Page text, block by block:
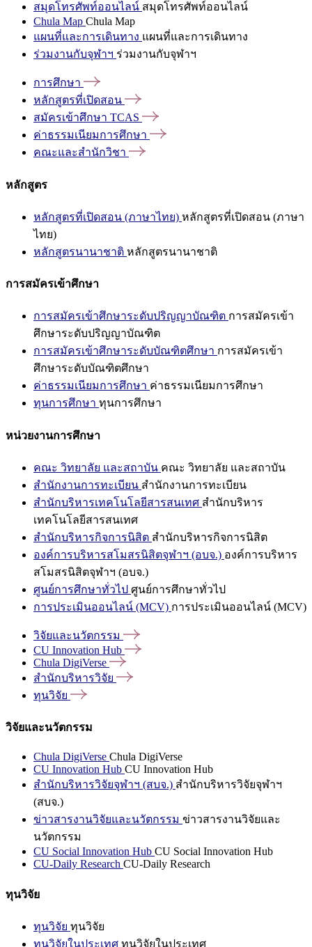
สมุดโทรศัพท์ออนไลน์ สมุดโทรศัพท์ออนไลน์
Chula Map Chula Map
แผนที่และการเดินทาง แผนที่และการเดินทาง
ร่วมงานกับจุฬาฯ ร่วมงานกับจุฬาฯ
การศึกษา
หลักสูตรที่เปิดสอน
สมัครเข้าศึกษา TCAS
ค่าธรรมเนียมการศึกษา
คณะและสำนักวิชา
หลักสูตร
หลักสูตรที่เปิดสอน (ภาษาไทย) หลักสูตรที่เปิดสอน (ภาษา
ไทย)
หลักสูตรนานาชาติ หลักสูตรนานาชาติ
การสมัครเข้าศึกษา
การสมัครเข้าศึกษาระดับปริญญาบัณฑิต การสมัครเข้า
ศึกษาระดับปริญญาบัณฑิต
การสมัครเข้าศึกษาระดับบัณฑิตศึกษา การสมัครเข้า
ศึกษาระดับบัณฑิตศึกษา
ค่าธรรมเนียมการศึกษา ค่าธรรมเนียมการศึกษา
ทุนการศึกษา ทุนการศึกษา
หน่วยงานการศึกษา
คณะ วิทยาลัย และสถาบัน คณะ วิทยาลัย และสถาบัน
สำนักงานการทะเบียน สำนักงานการทะเบียน
สำนักบริหารเทคโนโลยีสารสนเทศ สำนักบริหาร
เทคโนโลยีสารสนเทศ
สำนักบริหารกิจการนิสิต สำนักบริหารกิจการนิสิต
องค์การบริหารสโมสรนิสิตจุฬาฯ (อบจ.) องค์การบริหาร
สโมสรนิสิตจุฬาฯ (อบจ.)
ศูนย์การศึกษาทั่วไป ศูนย์การศึกษาทั่วไป
การประเมินออนไลน์ (MCV) การประเมินออนไลน์ (MCV)
วิจัยและนวัตกรรม
CU Innovation Hub
Chula DigiVerse
สำนักบริหารวิจัย
ทุนวิจัย
วิจัยและนวัตกรรม
Chula DigiVerse Chula DigiVerse
CU Innovation Hub CU Innovation Hub
สำนักบริหารวิจัยจุฬาฯ (สบจ.) สำนักบริหารวิจัยจุฬาฯ
(สบจ.)
ข่าวสารงานวิจัยและนวัตกรรม ข่าวสารงานวิจัยและ
นวัตกรรม
CU Social Innovation Hub CU Social Innovation Hub
CU-Daily Research CU-Daily Research
ทุนวิจัย
ทุนวิจัย ทุนวิจัย
ทุนวิจัยในประเทศ ทุนวิจัยในประเทศ